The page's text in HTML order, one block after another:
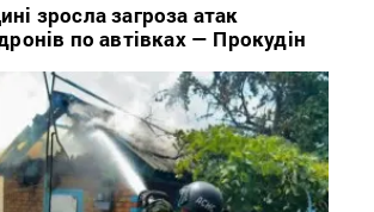
зросла загроза атак
по автівках — Прокудін